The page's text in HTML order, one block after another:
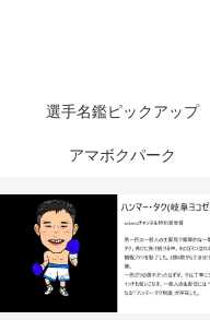
選手名鑑ピックアップ
アマボクパーク